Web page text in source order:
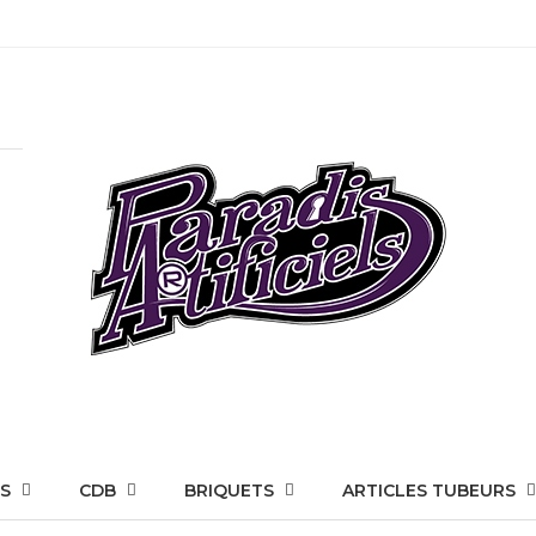
CDB BRIQUETS ARTICLES TUBEURS